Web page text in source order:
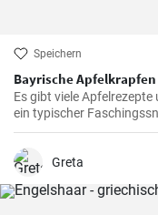
Speichern
Bayrische
Es gibt viele
ein typischer
saftig frittiert werden sie
genossen.
Greta